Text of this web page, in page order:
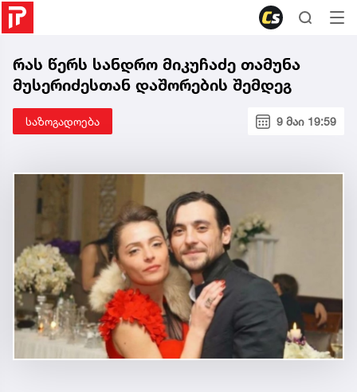
რას წერს სანდრო მიკუჩაძე თამუნა
მუსერიძესთან დაშორების შემდეგ
საზოგადოება 9 მაი 19:59